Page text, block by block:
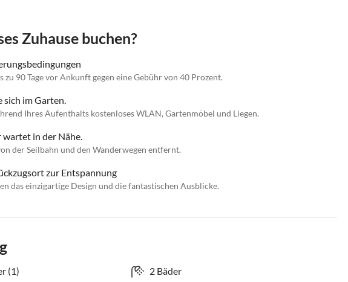
Zuhause buchen?
zu 90 Tage vor Ankunft gegen eine Gebühr von 40 Prozent.
sich im Garten.
Ihres Aufenthalts kostenloses WLAN, Gartenmöbel und Liegen.
wartet in der Nähe.
der Seilbahn und den Wanderwegen entfernt.
zur Entspannung
das einzigartige Design und die fantastischen Ausblicke.
(1) 2 Bäder